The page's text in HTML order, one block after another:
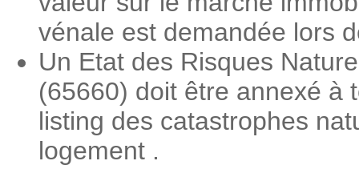
vénale est demandée lors
Un Etat des Risques
(65660) doit être annexé à
listing des catastrophes
logement .